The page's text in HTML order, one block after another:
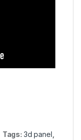
Tags: 3d panel